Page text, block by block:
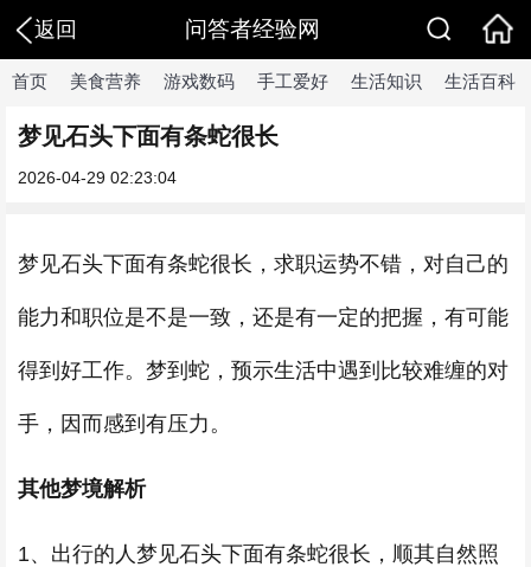
返回 问答者经验网
首页 美食营养 游戏数码 手工爱好 生活知识 生活百科
梦见石头下面有条蛇很长
2026-04-29 02:23:04
梦见石头下面有条蛇很长，求职运势不错，对自己的
能力和职位是不是一致，还是有一定的把握，有可能
得到好工作。梦到蛇，预示生活中遇到比较难缠的对
手，因而感到有压力。
其他梦境解析
1、出行的人梦见石头下面有条蛇很长，顺其自然照